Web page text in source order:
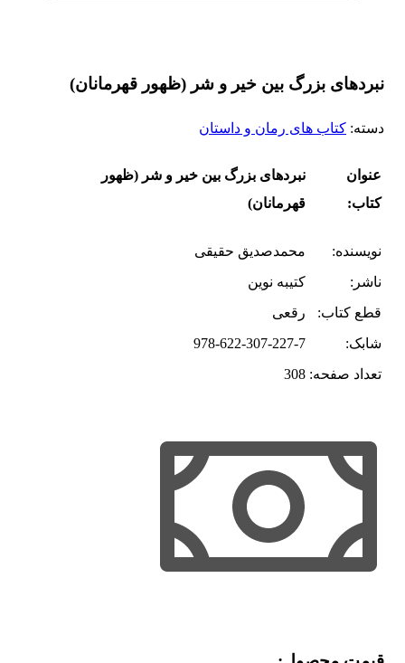
نبردهای بزرگ بین خیر و شر (ظهور قهرمانان)
دسته: کتاب های رمان و داستان
عنوان
کتاب:
نبردهای بزرگ بین خیر و شر (ظهور
قهرمانان)
نویسنده:
محمدصدیق حقیقی
ناشر:
کتیبه نوین
قطع کتاب:
رقعی
شابک:
978-622-307-227-7
تعداد صفحه: 308